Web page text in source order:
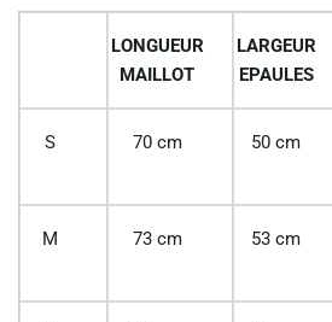
LONGUEUR
MAILLOT
LARGEUR
EPAULES
S 70 cm 50 cm
M 73 cm 53 cm